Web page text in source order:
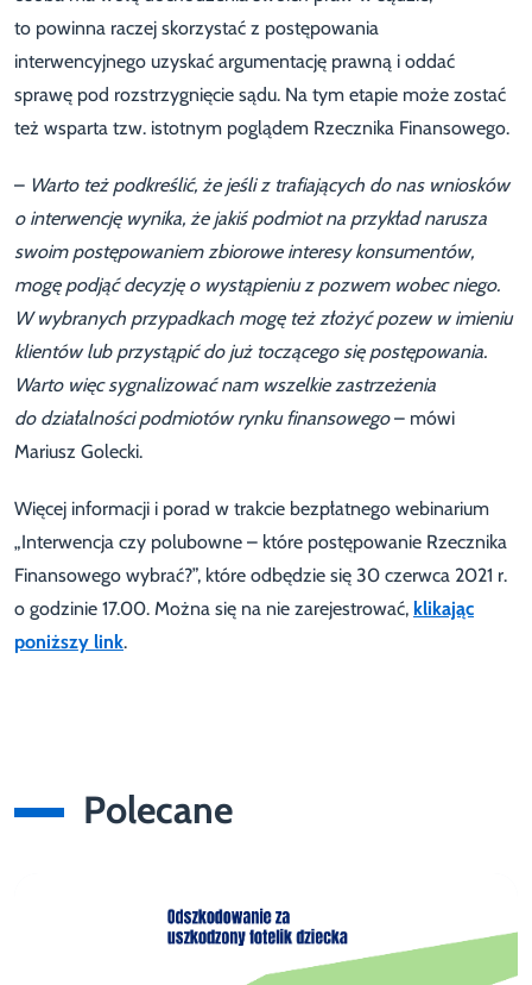
to powinna raczej skorzystać z postępowania
interwencyjnego uzyskać argumentację prawną i oddać
sprawę pod rozstrzygnięcie sądu. Na tym etapie może zostać
też wsparta tzw. istotnym poglądem Rzecznika Finansowego.
– Warto też podkreślić, że jeśli z trafiających do nas wniosków
o interwencję wynika, że jakiś podmiot na przykład narusza
swoim postępowaniem zbiorowe interesy konsumentów,
mogę podjąć decyzję o wystąpieniu z pozwem wobec niego.
W wybranych przypadkach mogę też złożyć pozew w imieniu
klientów lub przystąpić do już toczącego się postępowania.
Warto więc sygnalizować nam wszelkie zastrzeżenia
do działalności podmiotów rynku finansowego– mówi
Mariusz Golecki.
Więcej informacji i porad w trakcie bezpłatnego webinarium
„Interwencja czy polubowne – które postępowanie Rzecznika
Finansowego wybrać?”, które odbędzie się 30 czerwca 2021 r.
o godzinie 17.00. Można się na nie zarejestrować, klikając
poniższy link.
Polecane